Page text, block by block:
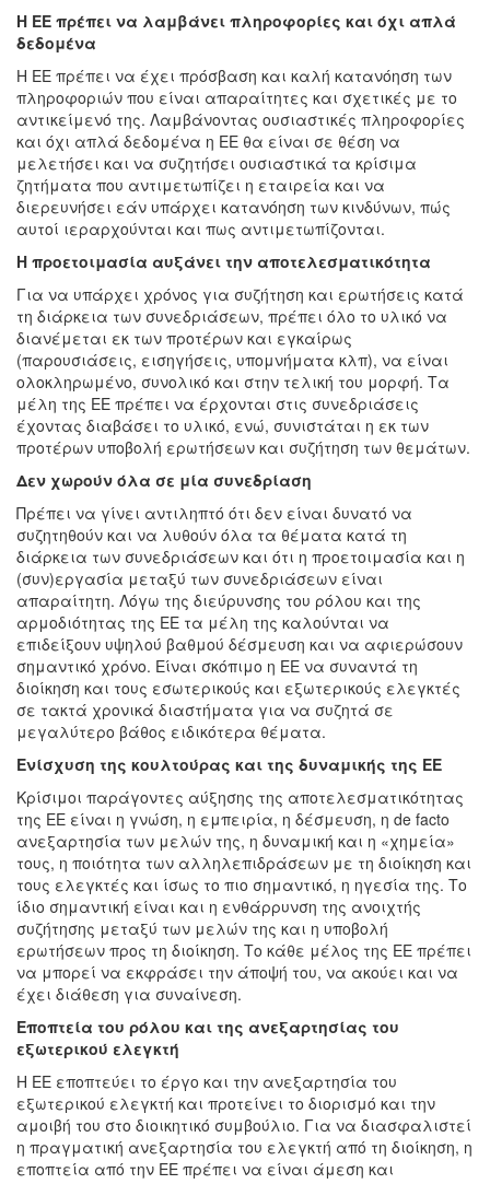
Η ΕΕ πρέπει να λαμβάνει πληροφορίες και όχι απλά
δεδομένα
Η ΕΕ πρέπει να έχει πρόσβαση και καλή κατανόηση των
πληροφοριών που είναι απαραίτητες και σχετικές με το
αντικείμενό της. Λαμβάνοντας ουσιαστικές πληροφορίες
και όχι απλά δεδομένα η ΕΕ θα είναι σε θέση να
μελετήσει και να συζητήσει ουσιαστικά τα κρίσιμα
ζητήματα που αντιμετωπίζει η εταιρεία και να
διερευνήσει εάν υπάρχει κατανόηση των κινδύνων, πώς
αυτοί ιεραρχούνται και πως αντιμετωπίζονται.
Η προετοιμασία αυξάνει την αποτελεσματικότητα
Για να υπάρχει χρόνος για συζήτηση και ερωτήσεις κατά
τη διάρκεια των συνεδριάσεων, πρέπει όλο το υλικό να
διανέμεται εκ των προτέρων και εγκαίρως
(παρουσιάσεις, εισηγήσεις, υπομνήματα κλπ), να είναι
ολοκληρωμένο, συνολικό και στην τελική του μορφή. Τα
μέλη της ΕΕ πρέπει να έρχονται στις συνεδριάσεις
έχοντας διαβάσει το υλικό, ενώ, συνιστάται η εκ των
προτέρων υποβολή ερωτήσεων και συζήτηση των θεμάτων.
Δεν χωρούν όλα σε μία συνεδρίαση
Πρέπει να γίνει αντιληπτό ότι δεν είναι δυνατό να
συζητηθούν και να λυθούν όλα τα θέματα κατά τη
διάρκεια των συνεδριάσεων και ότι η προετοιμασία και η
(συν)εργασία μεταξύ των συνεδριάσεων είναι
απαραίτητη. Λόγω της διεύρυνσης του ρόλου και της
αρμοδιότητας της ΕΕ τα μέλη της καλούνται να
επιδείξουν υψηλού βαθμού δέσμευση και να αφιερώσουν
σημαντικό χρόνο. Είναι σκόπιμο η ΕΕ να συναντά τη
διοίκηση και τους εσωτερικούς και εξωτερικούς ελεγκτές
σε τακτά χρονικά διαστήματα για να συζητά σε
μεγαλύτερο βάθος ειδικότερα θέματα.
Ενίσχυση της κουλτούρας και της δυναμικής της ΕΕ
Κρίσιμοι παράγοντες αύξησης της αποτελεσματικότητας
της ΕΕ είναι η γνώση, η εμπειρία, η δέσμευση, η de facto
ανεξαρτησία των μελών της, η δυναμική και η «χημεία»
τους, η ποιότητα των αλληλεπιδράσεων με τη διοίκηση και
τους ελεγκτές και ίσως το πιο σημαντικό, η ηγεσία της. Το
ίδιο σημαντική είναι και η ενθάρρυνση της ανοιχτής
συζήτησης μεταξύ των μελών της και η υποβολή
ερωτήσεων προς τη διοίκηση. Το κάθε μέλος της ΕΕ πρέπει
να μπορεί να εκφράσει την άποψή του, να ακούει και να
έχει διάθεση για συναίνεση.
Εποπτεία του ρόλου και της ανεξαρτησίας του
εξωτερικού ελεγκτή
Η ΕΕ εποπτεύει το έργο και την ανεξαρτησία του
εξωτερικού ελεγκτή και προτείνει το διορισμό και την
αμοιβή του στο διοικητικό συμβούλιο. Για να διασφαλιστεί
η πραγματική ανεξαρτησία του ελεγκτή από τη διοίκηση, η
εποπτεία από την ΕΕ πρέπει να είναι άμεση και